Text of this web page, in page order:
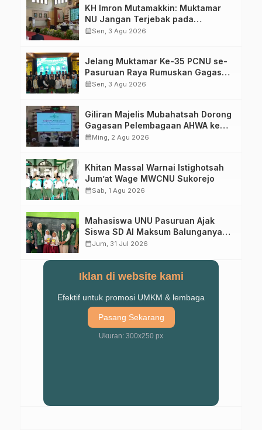
KH Imron Mutamakkin: Muktamar
NU Jangan Terjebak pada
Perebutan Kursi Ketua Umum
calendar_monthSen, 3 Agu 2026
Jelang Muktamar Ke-35 PCNU se-
Pasuruan Raya Rumuskan Gagasan
Transformasi Gerakan NU Menuju
calendar_monthSen, 3 Agu 2026
Giliran Majelis Mubahatsah Dorong
Gagasan Pelembagaan AHWA ke
Forum Muktamar Mendatang
calendar_monthMing, 2 Agu 2026
Khitan Massal Warnai Istighotsah
Jum’at Wage MWCNU Sukorejo
calendar_monthSab, 1 Agu 2026
Mahasiswa UNU Pasuruan Ajak
Siswa SD Al Maksum Balunganyar
Kuasai Penjumlahan Bersusun
calendar_monthJum, 31 Jul 2026
Iklan di website kami
Efektif untuk promosi UMKM & lembaga
Pasang Sekarang
Ukuran: 300x250 px